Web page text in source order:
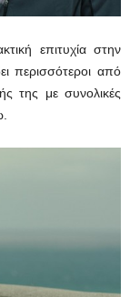
επιτυχία στην
περισσότεροι από
της με συνολικές